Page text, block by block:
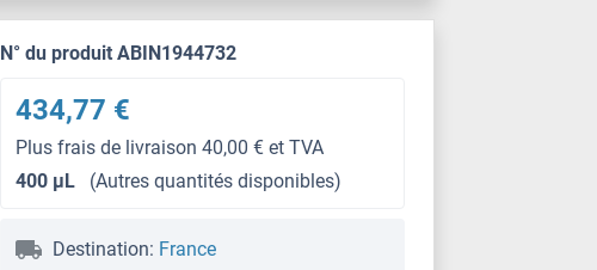
N° du produit ABIN1944732
434,77 €
Plus frais de livraison 40,00 € et TVA
400 μL
(Autres quantités disponibles)
Destination: France